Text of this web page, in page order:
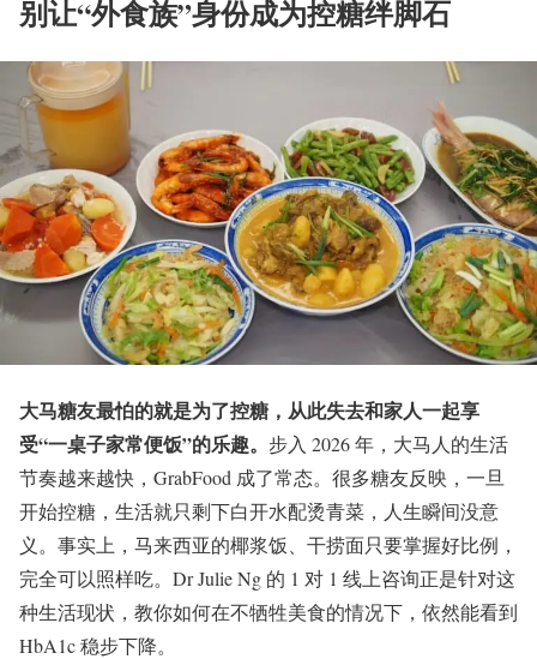
别让“外食族”身份成为控糖绊脚石
大马糖友最怕的就是为了控糖，从此失去和家人一起享
受“一桌子家常便饭”的乐趣。 步入 2026 年，大马人的生活
节奏越来越快，GrabFood 成了常态。很多糖友反映，一旦
开始控糖，生活就只剩下白开水配烫青菜，人生瞬间没意
义。事实上，马来西亚的椰浆饭、干捞面只要掌握好比例，
完全可以照样吃。Dr Julie Ng 的 1 对 1 线上咨询正是针对这
种生活现状，教你如何在不牺牲美食的情况下，依然能看到
HbA1c 稳步下降。